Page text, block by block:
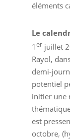
éléments
Le
1er juillet
Rayol,
demi-
potentiel
initier une
est
octobre,